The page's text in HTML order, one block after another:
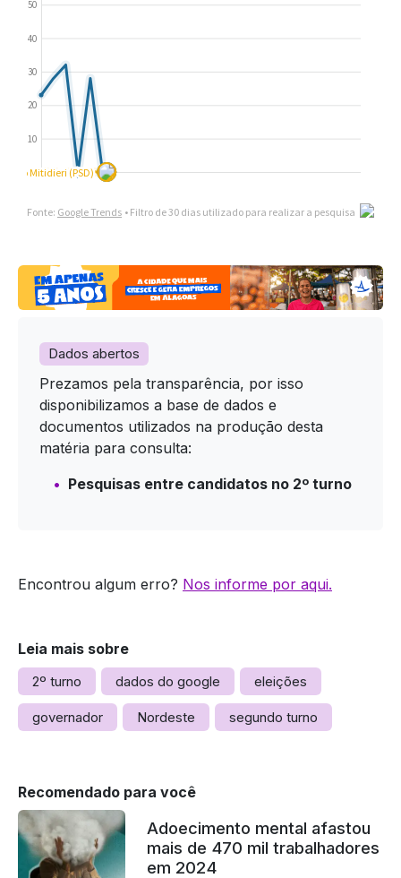
Dados abertos
Prezamos pela transparência, por isso
disponibilizamos a base de dados e
documentos utilizados na produção desta
matéria para consulta:
Pesquisas entre candidatos no 2º turno
Encontrou algum erro? Nos informe por aqui.
Leia mais sobre
2º turno dados do google eleições
governador Nordeste segundo turno
Recomendado para você
Adoecimento mental afastou
mais de 470 mil trabalhadores
em 2024